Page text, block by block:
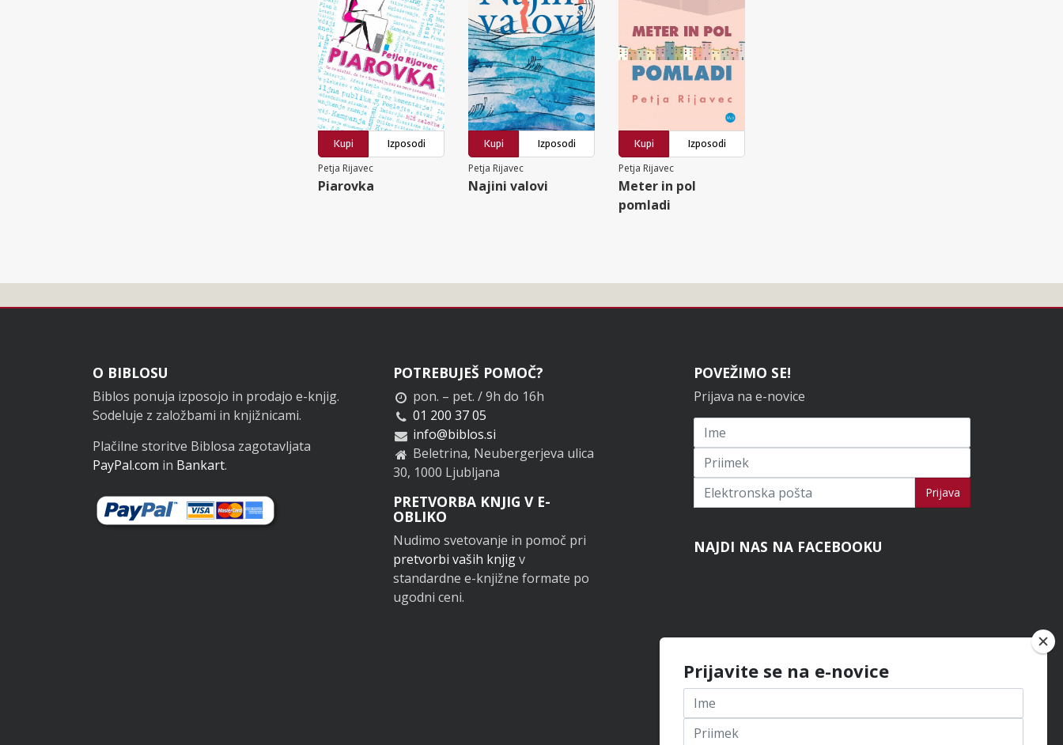
Kupi
Izposodi
Petja Rijavec
Piarovka
Kupi
Izposodi
Petja Rijavec
Najini valovi
Kupi
Izposodi
Petja Rijavec
Meter in pol
pomladi
Noga
O BIBLOSU
Biblos ponuja izposojo in prodajo e-knjig.
Sodeluje z založbami in knjižnicami.
Plačilne storitve Biblosa zagotavljata
PayPal.com in Bankart.
POTREBUJEŠ POMOČ?
pon. – pet. / 9h do 16h
01 200 37 05
info@biblos.si
Beletrina, Neubergerjeva ulica
30, 1000 Ljubljana
PRETVORBA KNJIG V E-
OBLIKO
Nudimo svetovanje in pomoč pri
pretvorbi vaših knjigv
standardne e-knjižne formate po
ugodni ceni.
POVEŽIMO SE!
Prijava na e-novice
Prijavi se na novice Prijava
NAJDI NAS NA FACEBOOKU
Prijavite se na e-novice